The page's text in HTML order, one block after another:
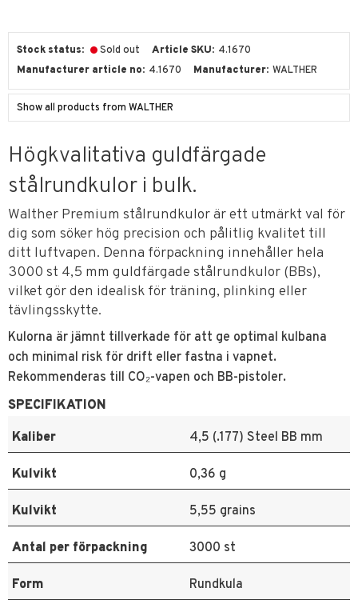
Stock status Sold out Article SKU
4.1670
Manufacturer article no
4.1670 Manufacturer WALTHER
Show all products from WALTHER
Högkvalitativa guldfärgade
stålrundkulor i bulk.
Walther Premium stålrundkulor är ett utmärkt val för
dig som söker hög precision och pålitlig kvalitet till
ditt luftvapen. Denna förpackning innehåller hela
3000 st 4,5 mm guldfärgade stålrundkulor (BBs),
vilket gör den idealisk för träning, plinking eller
tävlingsskytte.
Kulorna är jämnt tillverkade för att ge optimal kulbana
och minimal risk för drift eller fastna i vapnet.
Rekommenderas till CO₂-vapen och BB-pistoler.
SPECIFIKATION
Kaliber
4,5 (.177) Steel BB mm
Kulvikt 0,36 g
Kulvikt 5,55 grains
Antal per förpackning 3000 st
Form Rundkula